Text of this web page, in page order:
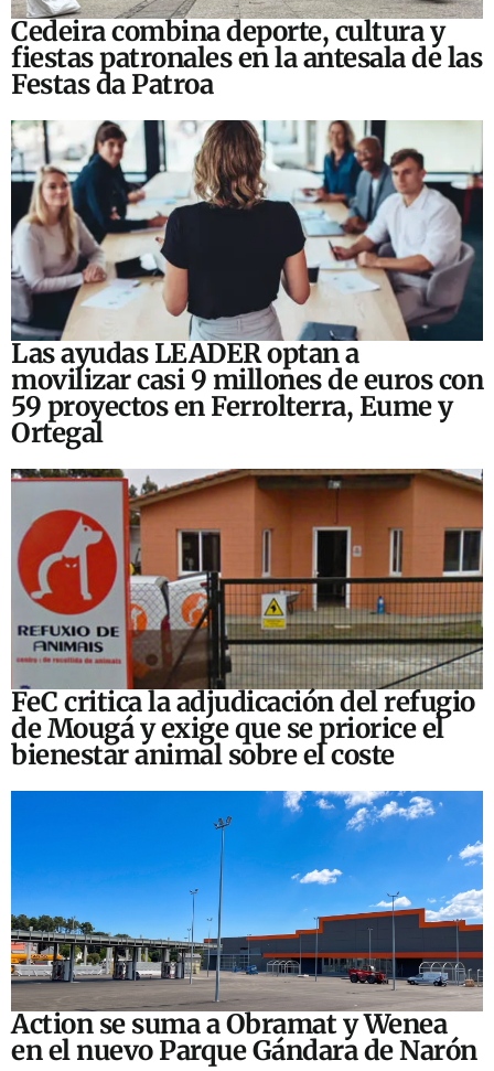
Cedeira combina deporte, cultura y
fiestas patronales en la antesala de las
Festas da Patroa
Las ayudas LEADER optan a
movilizar casi 9 millones de euros con
59 proyectos en Ferrolterra, Eume y
Ortegal
FeC critica la adjudicación del refugio
de Mougá y exige que se priorice el
bienestar animal sobre el coste
Action se suma a Obramat y Wenea
en el nuevo Parque Gándara de Narón